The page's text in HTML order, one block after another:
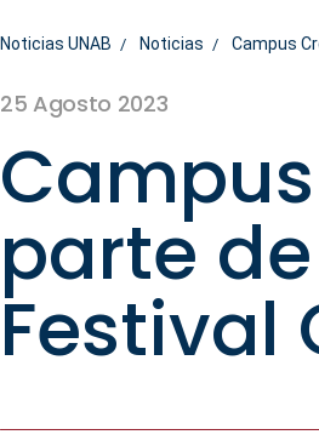
Noticias UNAB Noticias Campus
25 Agosto 2023
parte
Festival